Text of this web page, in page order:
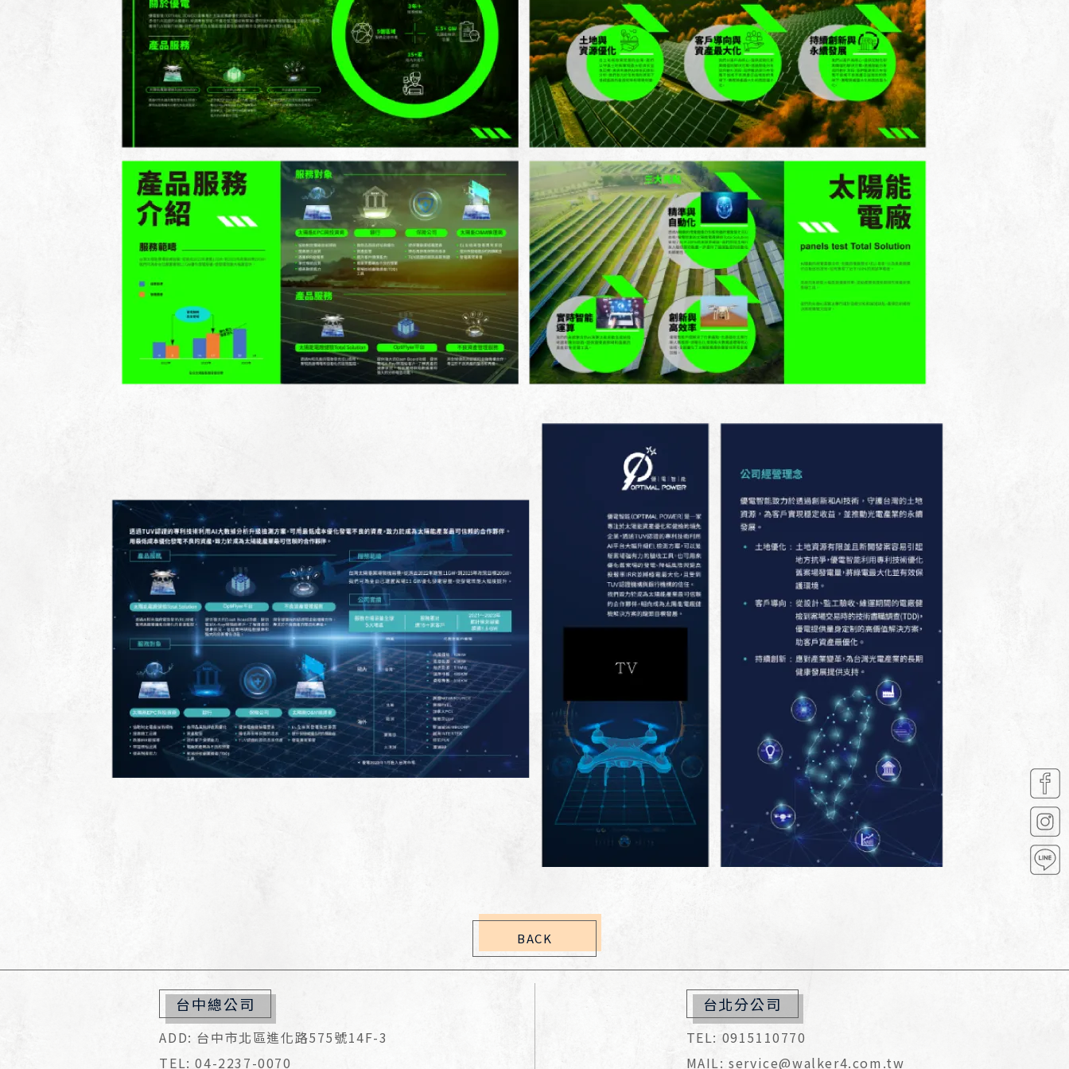
BACK
台中總公司
ADD: 台中市北區進化路575號14F-3
TEL: 04-2237-0070
台北分公司
TEL: 0915110770
MAIL: service@walker4.com.tw